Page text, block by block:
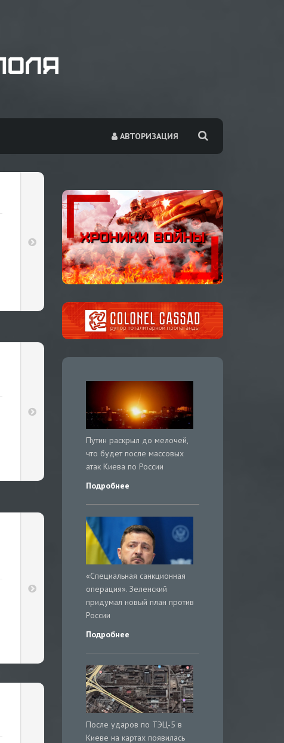
АВТОРИЗАЦИЯ
Путин раскрыл до мелочей,
что будет после массовых
атак Киева по России
Подробнее
«Специальная санкционная
операция». Зеленский
придумал новый план против
России
Подробнее
После ударов по ТЭЦ-5 в
Киеве на картах появилась